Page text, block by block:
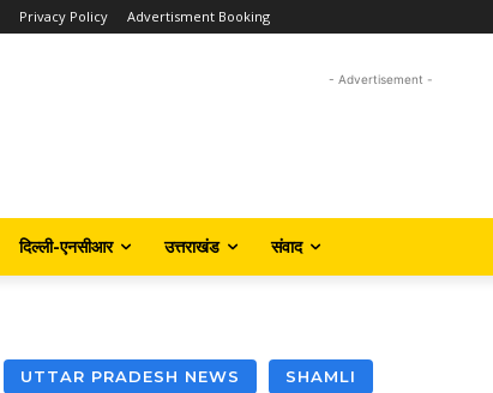
Privacy Policy Advertisment Booking
- Advertisement -
दिल्ली-एनसीआर उत्तराखंड संवाद
UTTAR PRADESH NEWS SHAMLI